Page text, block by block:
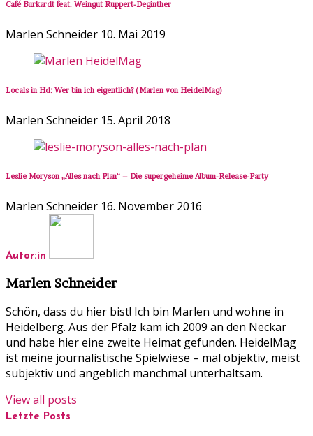
Café Burkardt feat. Weingut Ruppert-Deginther
Marlen Schneider 10. Mai 2019
Locals in Hd: Wer bin ich eigentlich? (Marlen von HeidelMag)
Marlen Schneider 15. April 2018
Leslie Moryson „Alles nach Plan“ – Die supergeheime Album-Release-Party
Marlen Schneider 16. November 2016
Autor:in
Marlen Schneider
Schön, dass du hier bist! Ich bin Marlen und wohne in
Heidelberg. Aus der Pfalz kam ich 2009 an den Neckar
und habe hier eine zweite Heimat gefunden. HeidelMag
ist meine journalistische Spielwiese – mal objektiv, meist
subjektiv und angeblich manchmal unterhaltsam.
View all posts
Letzte Posts